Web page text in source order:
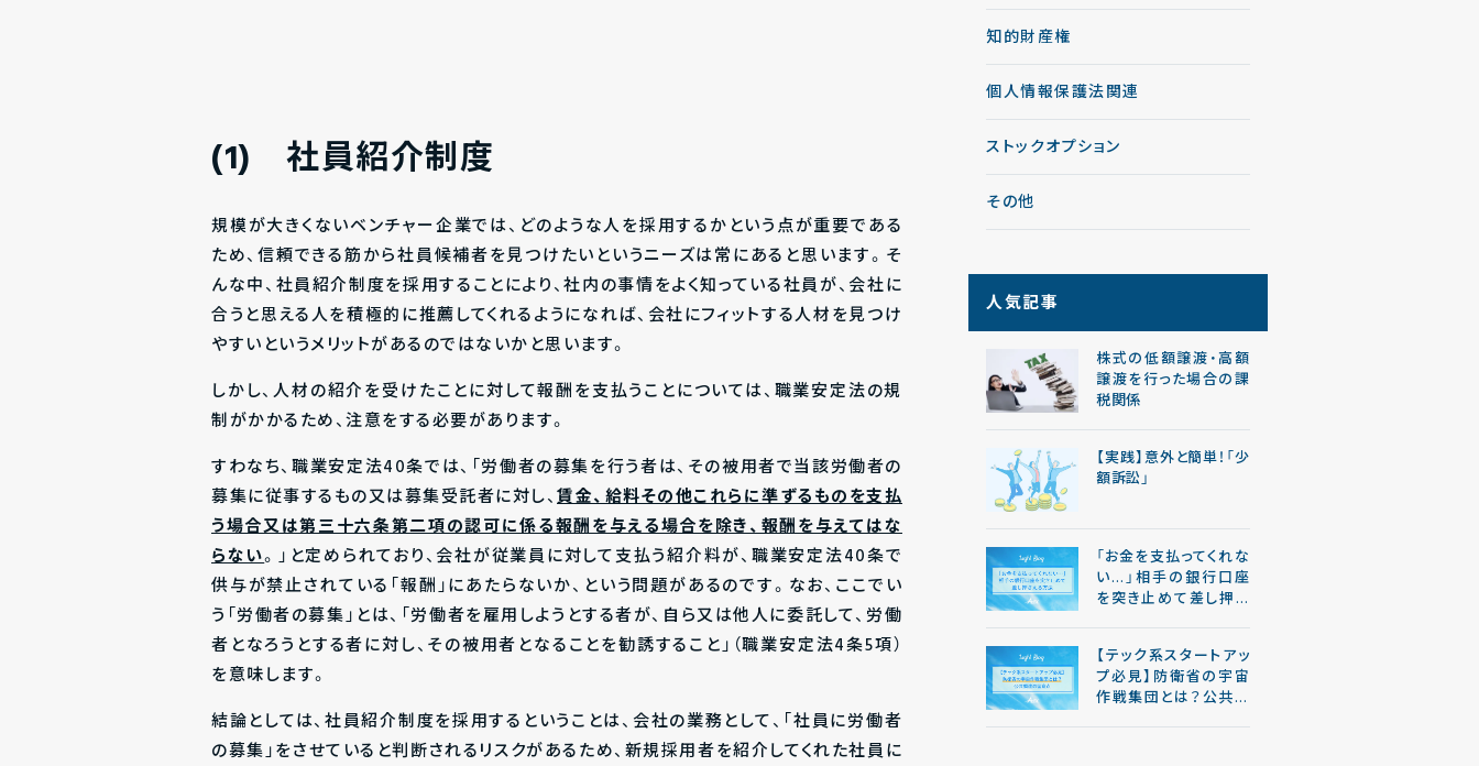
(1) 社員紹介制度
規模が大きくないベンチャー企業では、どのような人を採用するかという点が重要である
ため、信頼できる筋から社員候補者を見つけたいというニーズは常にあると思います。そ
んな中、社員紹介制度を採用することにより、社内の事情をよく知っている社員が、会社に
合うと思える人を積極的に推薦してくれるようになれば、会社にフィットする人材を見つけ
やすいというメリットがあるのではないかと思います。
しかし、人材の紹介を受けたことに対して報酬を支払うことについては、職業安定法の規
制がかかるため、注意をする必要があります。
すわなち、職業安定法40条では、「労働者の募集を行う者は、その被用者で当該労働者の
募集に従事するもの又は募集受託者に対し、賃金、給料その他これらに準ずるものを支払
う場合又は第三十六条第二項の認可に係る報酬を与える場合を除き、報酬を与えてはな
らない。」と定められており、会社が従業員に対して支払う紹介料が、職業安定法40条で
供与が禁止されている「報酬」にあたらないか、という問題があるのです。なお、ここでい
う「労働者の募集」とは、「労働者を雇用しようとする者が、自ら又は他人に委託して、労働
者となろうとする者に対し、その被用者となることを勧誘すること」（職業安定法4条5項）
を意味します。
結論としては、社員紹介制度を採用するということは、会社の業務として、「社員に労働者
の募集」をさせていると判断されるリスクがあるため、新規採用者を紹介してくれた社員に
知的財産権
個人情報保護法関連
ストックオプション
その他
人気記事
株式の低額譲渡・高額
譲渡を行った場合の課
税関係
【実践】意外と簡単！「少
額訴訟」
「お金を支払ってくれな
い…」相手の銀行口座
を突き止めて差し押さ
【テック系スタートアッ
プ必見】防衛省の宇宙
作戦集団とは？公共調